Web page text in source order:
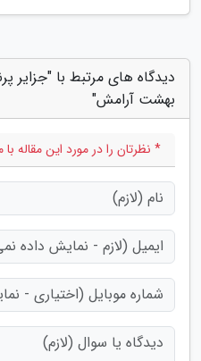
دیدگاه های مرتبط با "جزایر
بهشت آرامش"
* نظرتان را در مورد این مقاله با